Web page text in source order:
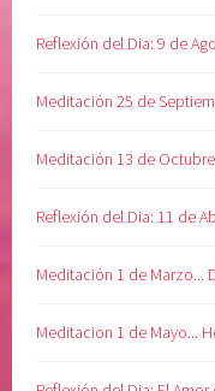
Reflexión del Dia: 9 de
Meditación 25 de
Meditación 13 de
Reflexión del Dia: 11 de
Meditación 1 de Marzo...
Meditacion 1 de Mayo...